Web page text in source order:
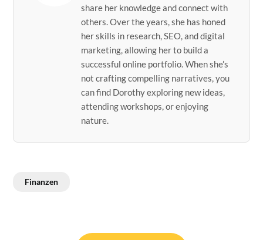
share her knowledge and connect with
others. Over the years, she has honed
her skills in research, SEO, and digital
marketing, allowing her to build a
successful online portfolio. When she’s
not crafting compelling narratives, you
can find Dorothy exploring new ideas,
attending workshops, or enjoying
nature.
Finanzen